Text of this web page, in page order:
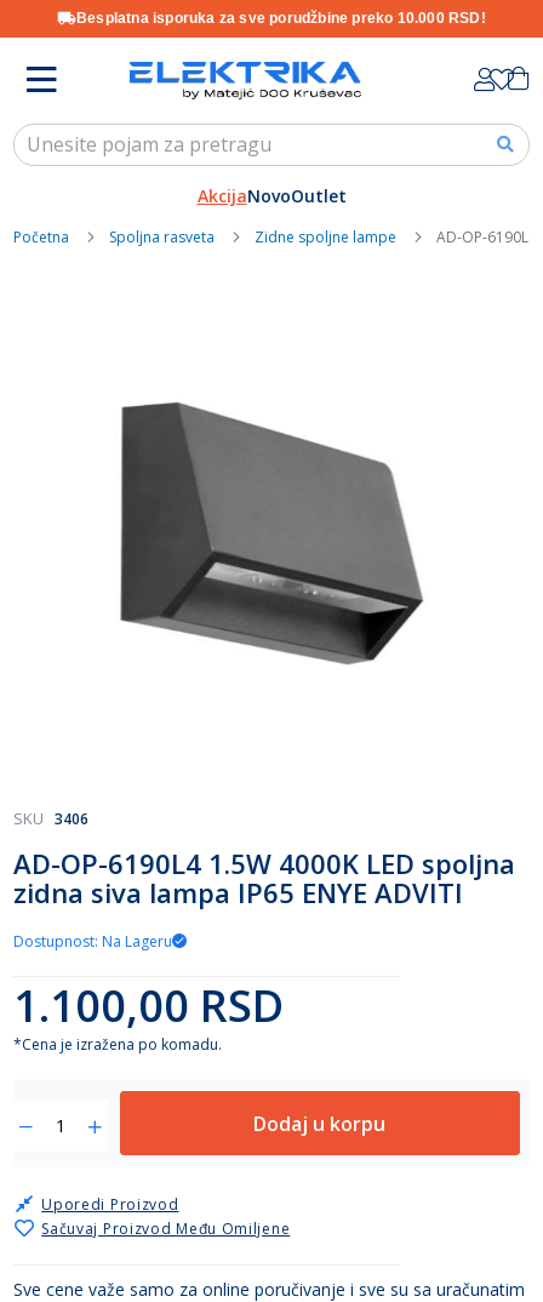
Besplatna isporuka za sve porudžbine preko 10.000 RSD!
Content
AkcijaNovoOutlet
Početna Spoljna rasveta Zidne spoljne lampe AD-OP-6190L4
Skip
the
beginning
the
gallery
AD-OP-6190L4 1.5W 4000K LED spoljna
zidna siva lampa IP65 ENYE ADVITI
SKU 3406
Dostupnost: Na Lageru
1.100,00 RSD
*Cena je izražena po komadu.
Dodaj u korpu
Sačuvaj Proizvod Među Omiljene
Uporedi Proizvod
Sve cene važe samo za online poručivanje i sve su sa uračunatim